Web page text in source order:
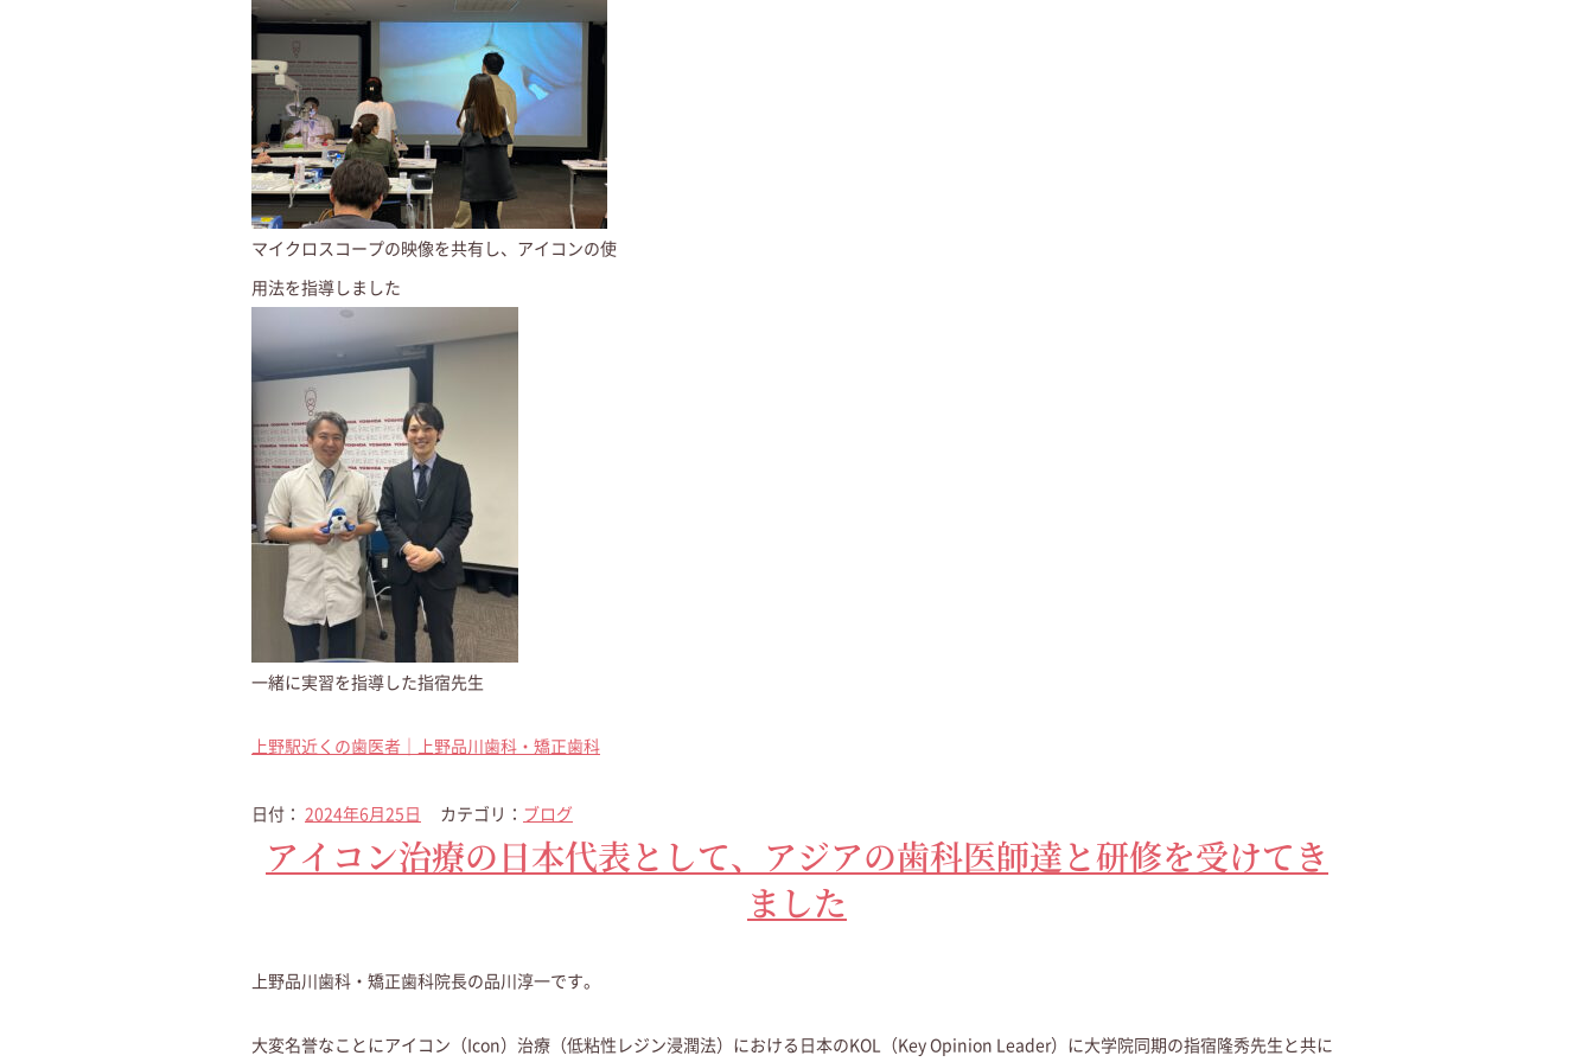
マイクロスコープの映像を共有し、アイコンの使
用法を指導しました
一緒に実習を指導した指宿先生
上野駅近くの歯医者｜上野品川歯科・矯正歯科
日付： 2024年6月25日 カテゴリ： ブログ
アイコン治療の日本代表として、アジアの歯科医師達と研修を受けてき
ました
上野品川歯科・矯正歯科院長の品川淳一です。
大変名誉なことにアイコン（Icon）治療（低粘性レジン浸潤法）における日本のKOL（Key Opinion Leader）に大学院同期の指宿隆秀先生と共に